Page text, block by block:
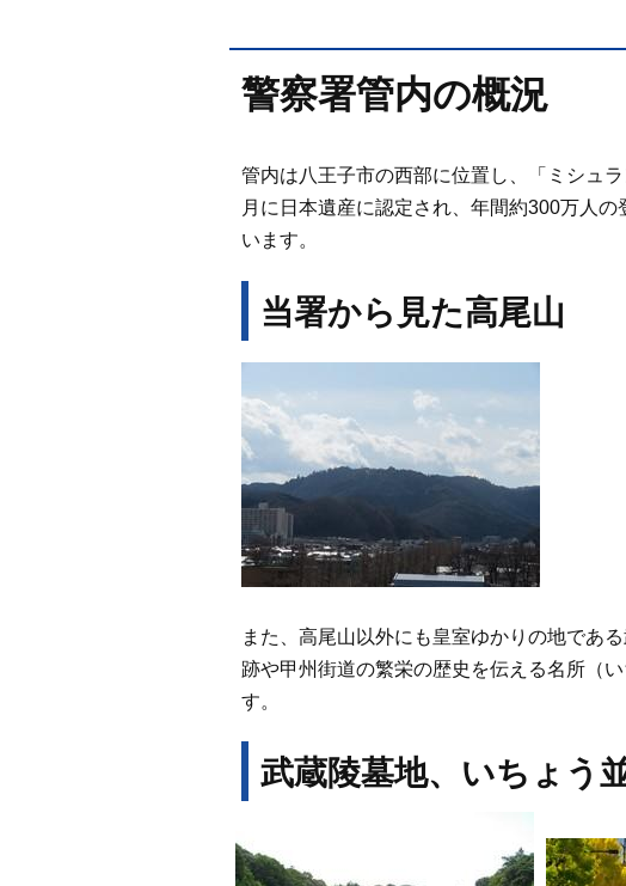
警察署管内の概況
管内は八王子市の西部に位置し、「ミシュ
月に日本遺産に認定され、年間約300万人
います。
当署から見た高尾山
また、高尾山以外にも皇室ゆかりの地であ
跡や甲州街道の繁栄の歴史を伝える名所（
す。
武蔵陵墓地、いちょう